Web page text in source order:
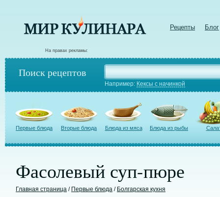
Рецепты Блог
На правах рекламы:
Поиск рецептов
Например: Кексы с начинкой
Первые блюда Вторые блюда Блюда из мяса Блюда из рыбы
Фасолевый суп-пюре
Главная страница / Первые блюда / Болгарская кухня